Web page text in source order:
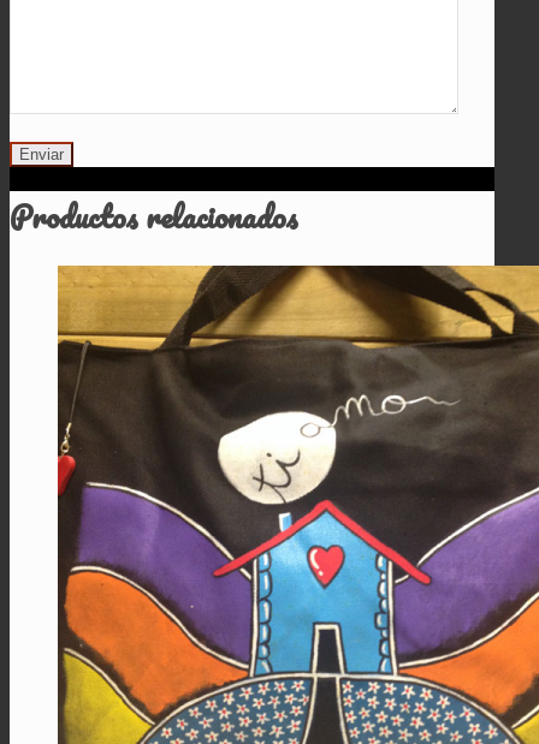
Productos relacionados